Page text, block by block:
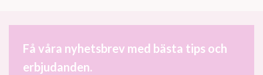
Få våra nyhetsbrev med bästa tips och
erbjudanden.